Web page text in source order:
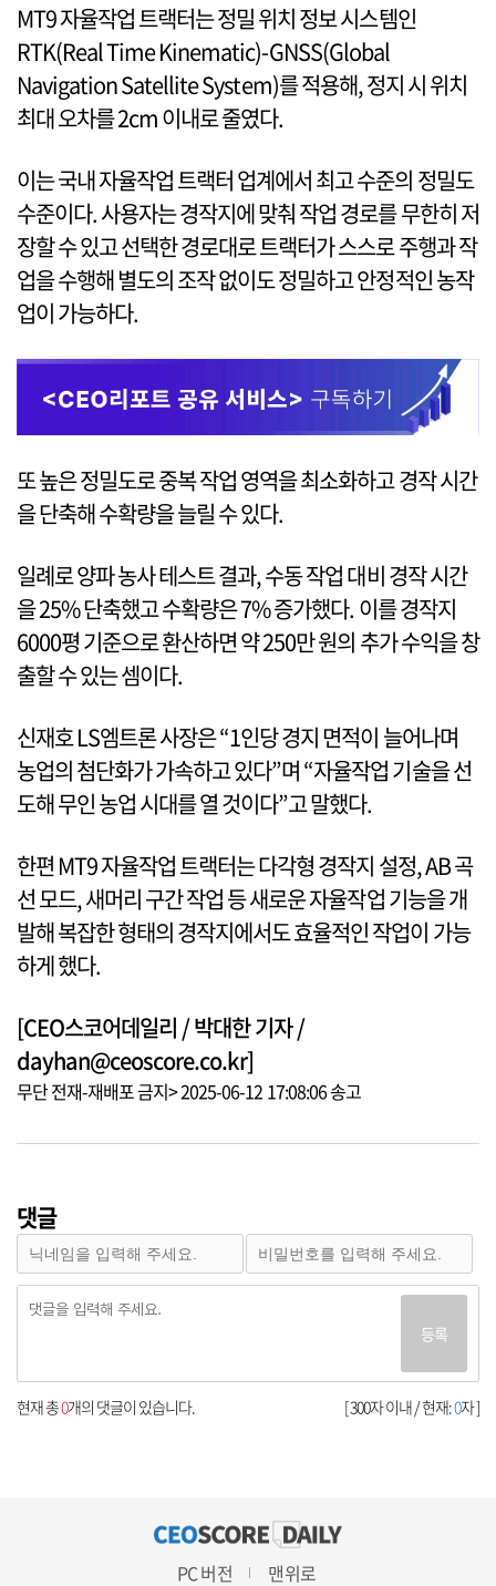
MT9 자율작업 트랙터는 정밀 위치 정보 시스템인
RTK(Real Time Kinematic)-GNSS(Global
Navigation Satellite System)를 적용해, 정지 시 위치
최대 오차를 2cm 이내로 줄였다.
이는 국내 자율작업 트랙터 업계에서 최고 수준의 정밀도
수준이다. 사용자는 경작지에 맞춰 작업 경로를 무한히 저
장할 수 있고 선택한 경로대로 트랙터가 스스로 주행과 작
업을 수행해 별도의 조작 없이도 정밀하고 안정적인 농작
업이 가능하다.
또 높은 정밀도로 중복 작업 영역을 최소화하고 경작 시간
을 단축해 수확량을 늘릴 수 있다.
일례로 양파 농사 테스트 결과, 수동 작업 대비 경작 시간
을 25% 단축했고 수확량은 7% 증가했다. 이를 경작지
6000평 기준으로 환산하면 약 250만 원의 추가 수익을 창
출할 수 있는 셈이다.
신재호 LS엠트론 사장은 “1인당 경지 면적이 늘어나며
농업의 첨단화가 가속하고 있다”며 “자율작업 기술을 선
도해 무인 농업 시대를 열 것이다”고 말했다.
한편 MT9 자율작업 트랙터는 다각형 경작지 설정, AB 곡
선 모드, 새머리 구간 작업 등 새로운 자율작업 기능을 개
발해 복잡한 형태의 경작지에서도 효율적인 작업이 가능
하게 했다.
[CEO스코어데일리 / 박대한 기자 /
dayhan@ceoscore.co.kr]
무단 전재-재배포 금지> 2025-06-12 17:08:06 송고
댓글
등록
[ 300자 이내 / 현재:0자 ]
현재 총0개의 댓글이 있습니다.
PC 버전 맨위로